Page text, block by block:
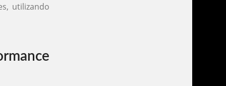
utilizando